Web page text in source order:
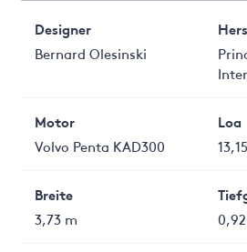
Designer
Bernard Olesinski
Motor
Volvo Penta KAD300
Loa
Breite
3,73 m